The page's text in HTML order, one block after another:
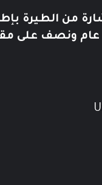
من الطيرة
عام ونصف على